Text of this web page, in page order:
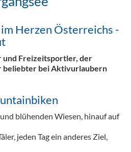
Herzen Österreichs -
und Freizeitsportler, der
beliebter bei Aktivurlaubern
blühenden Wiesen, hinauf auf
jeden Tag ein anderes Ziel,